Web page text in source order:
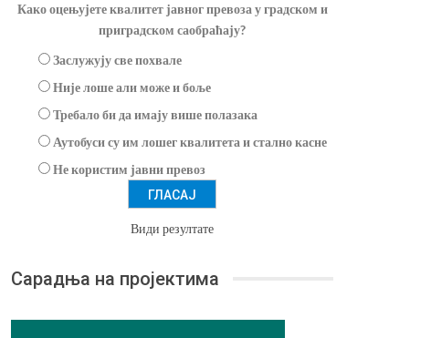
Како оцењујете квалитет јавног превоза у градском и
приградском саобраћају?
Заслужују све похвале
Није лоше али може и боље
Требало би да имају више полазака
Аутобуси су им лошег квалитета и стално касне
Не користим јавни превоз
Види резултате
Сарадња на пројектима